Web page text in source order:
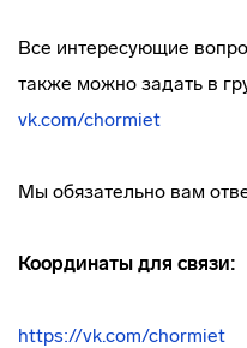
Все интересующие
также можно задать в
vk.com/chormiet
Мы обязательно вам
Координаты для связи:
https://vk.com/chormiet